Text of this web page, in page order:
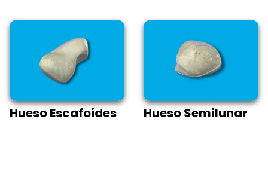
Hueso Escafoides Hueso Semilunar